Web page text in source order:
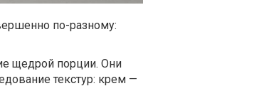
по-разному:
щедрой порции. Они
текстур: крем —